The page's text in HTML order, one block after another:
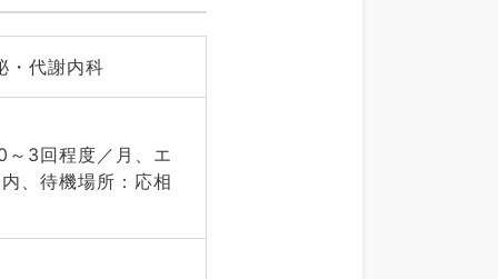
・代謝内科
3回程度／月、エ
、待機場所：応相